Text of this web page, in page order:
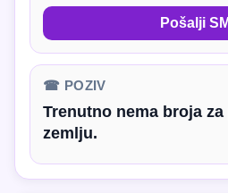
Pošalji
☎ POZIV
Trenutno nema broja
zemlju.